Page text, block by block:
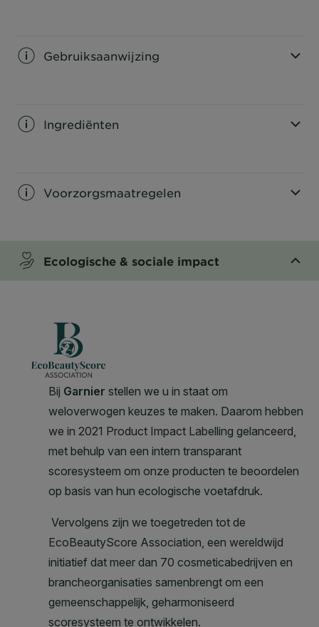
Gebruiksaanwijzing
Ingrediënten
Voorzorgsmaatregelen
Ecologische & sociale impact​